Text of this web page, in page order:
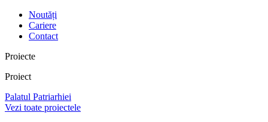
Noutăți
Cariere
Contact
Proiecte
Proiect
Palatul Patriarhiei
Vezi toate proiectele